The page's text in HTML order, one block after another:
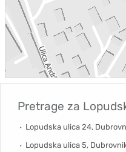
Pretrage za
Lopudska ulica 24,
Lopudska ulica 5,